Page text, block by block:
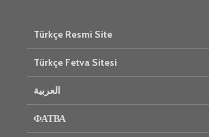
Türkçe Resmi Site
Türkçe Fetva Sitesi
العربية
ФАТВА